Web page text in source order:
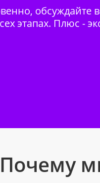
обсуждайте
этапах. Плюс -
Почему